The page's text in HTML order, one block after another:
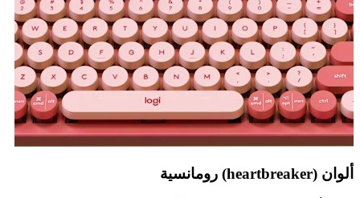
ألوان (heartbreaker) رومانسية